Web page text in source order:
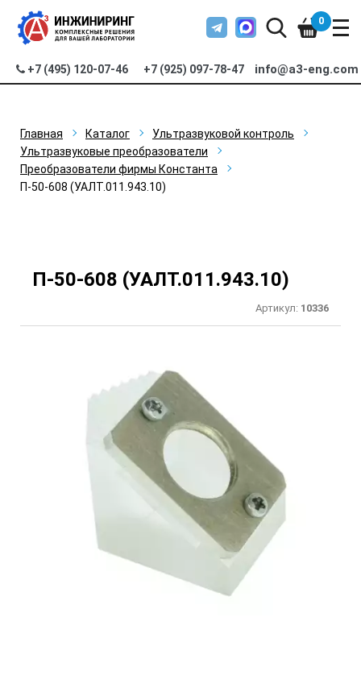
+7 (495) 120-07-46 +7 (925) 097-78-47 info@a3-eng.com
0
Главная Каталог
Ультразвуковой контроль
Ультразвуковые преобразователи
Преобразователи фирмы Константа
П-50-608 (УАЛТ.011.943.10)
П-50-608 (УАЛТ.011.943.10)
Артикул: 10336